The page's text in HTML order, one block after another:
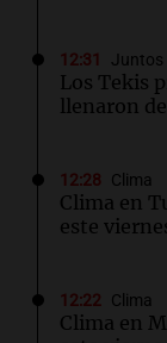
12:31 Juntos
Los Tekis
llenaron
12:28 Clima
Clima en
este
12:22 Clima
Clima en